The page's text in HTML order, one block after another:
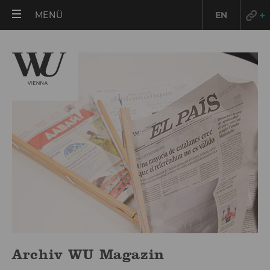
MENÜ EN
Archiv WU Magazin